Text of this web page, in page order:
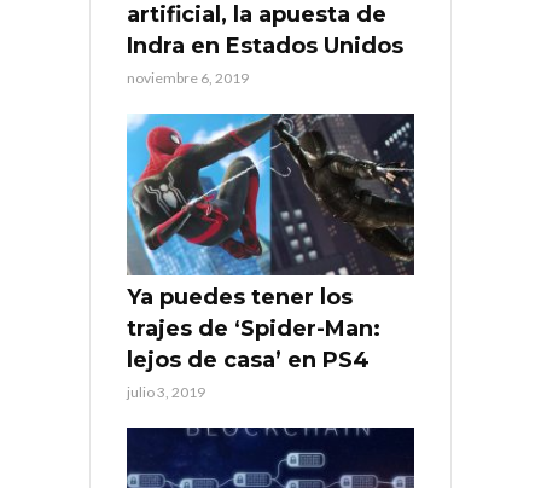
artificial, la apuesta de
Indra en Estados Unidos
noviembre 6, 2019
Ya puedes tener los
trajes de ‘Spider-Man:
lejos de casa’ en PS4
julio 3, 2019